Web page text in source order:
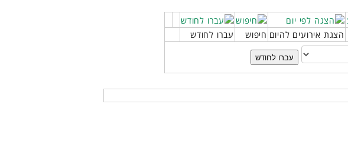
הצגת אירועים להיום חיפוש
עברו לחודש
עברו לחודש